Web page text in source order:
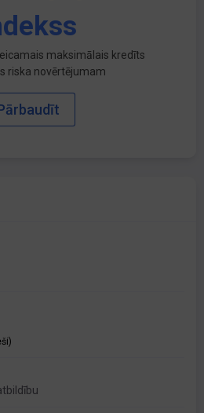
maksimālais kredīts
riska novērtējumam